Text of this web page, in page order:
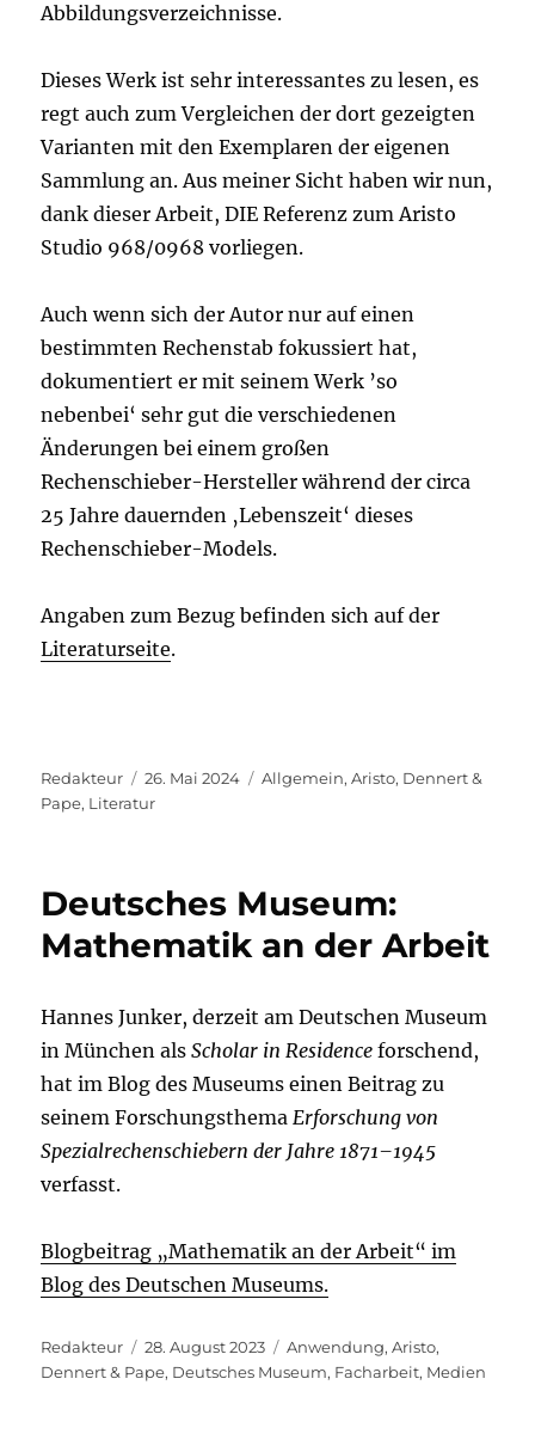
Abbildungsverzeichnisse.
Dieses Werk ist sehr interessantes zu lesen, es
regt auch zum Vergleichen der dort gezeigten
Varianten mit den Exemplaren der eigenen
Sammlung an. Aus meiner Sicht haben wir nun,
dank dieser Arbeit, DIE Referenz zum Aristo
Studio 968/0968 vorliegen.
Auch wenn sich der Autor nur auf einen
bestimmten Rechenstab fokussiert hat,
dokumentiert er mit seinem Werk ’so
nebenbei‘ sehr gut die verschiedenen
Änderungen bei einem großen
Rechenschieber-Hersteller während der circa
25 Jahre dauernden ‚Lebenszeit‘ dieses
Rechenschieber-Models.
Angaben zum Bezug befinden sich auf der
Literaturseite.
Autor
Redakteur
Veröffentlicht
am
26. Mai 2024 Kategorien
Allgemein,Aristo, Dennert &
Pape, Literatur
Deutsches Museum:
Mathematik an der Arbeit
Hannes Junker, derzeit am Deutschen Museum
in München alsScholar in Residence forschend,
hat im Blog des Museums einen Beitrag zu
seinem ForschungsthemaErforschung von
Spezialrechenschiebern der Jahre 1871–1945
verfasst.
Blogbeitrag „Mathematik an der Arbeit“ im
Blog des Deutschen Museums.
Autor
Redakteur
Veröffentlicht
am
28. August 2023 Kategorien
Anwendung,Aristo,
Dennert & Pape, Deutsches Museum, Facharbeit, Medien